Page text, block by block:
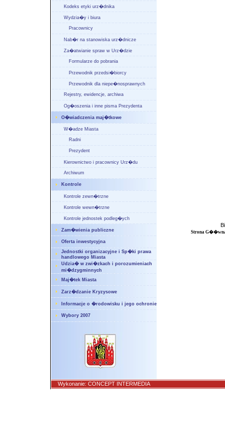
Kodeks etyki urz�dnika
Wydzia�y i biura
Pracownicy
Nab�r na stanowiska urz�dnicze
Za�atwianie spraw w Urz�dzie
Formularze do pobrania
Przewodnik przedsi�biorcy
Przewodnik dla niepe�nosprawnych
Rejestry, ewidencje, archiwa
Og�oszenia i inne pisma Prezydenta
O�wiadczenia maj�tkowe
W�adze Miasta
Radni
Prezydent
Kierownictwo i pracownicy Urz�du
Archiwum
Kontrole
Kontrole zewn�trzne
Kontrole wewn�trzne
Kontrole jednostek podleg�ych
Zam�wienia publiczne
Oferta inwestycyjna
Jednostki organizacyjne i Sp�ki prawa
handlowego Miasta
Udzia� w zwi�zkach i porozumieniach
mi�dzygminnych
Maj�tek Miasta
Zarz�dzanie Kryzysowe
Informacje o �rodowisku i jego ochronie
Wybory 2007
Strona
Wykonanie: CONCEPT INTERMEDIA